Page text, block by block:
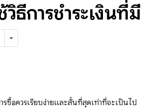
ธีการชำระเงินที่มี
รซื้อควรเรียบง่ายและสั้นที่สุดเท่าที่จะเป็นไป